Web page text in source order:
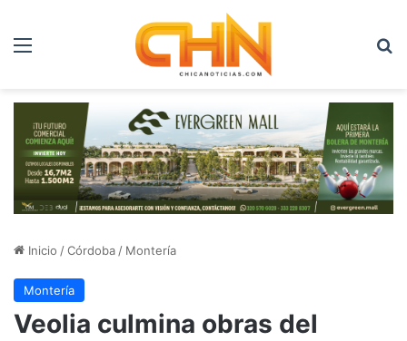
Menú
Inicio /Córdoba / Montería
Montería
Veolia culmina obras del